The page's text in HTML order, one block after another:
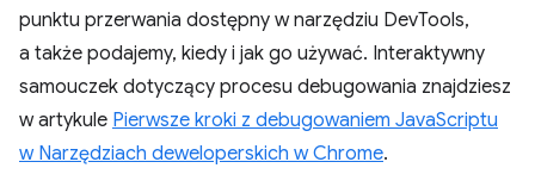
punktu przerwania dostępny w narzędziu DevTools,
a także podajemy, kiedy i jak go używać. Interaktywny
samouczek dotyczący procesu debugowania znajdziesz
w artykule Pierwsze kroki z debugowaniem JavaScriptu
w Narzędziach deweloperskich w Chrome.